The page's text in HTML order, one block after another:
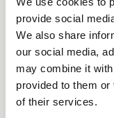
provide social
We also share
our social media,
may combine it
provided to them
of their services.
encore la
Fiche
Composition
Garniture